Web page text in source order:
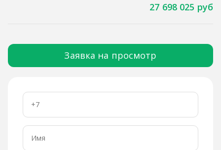
27 698 025 руб
Заявка на просмотр